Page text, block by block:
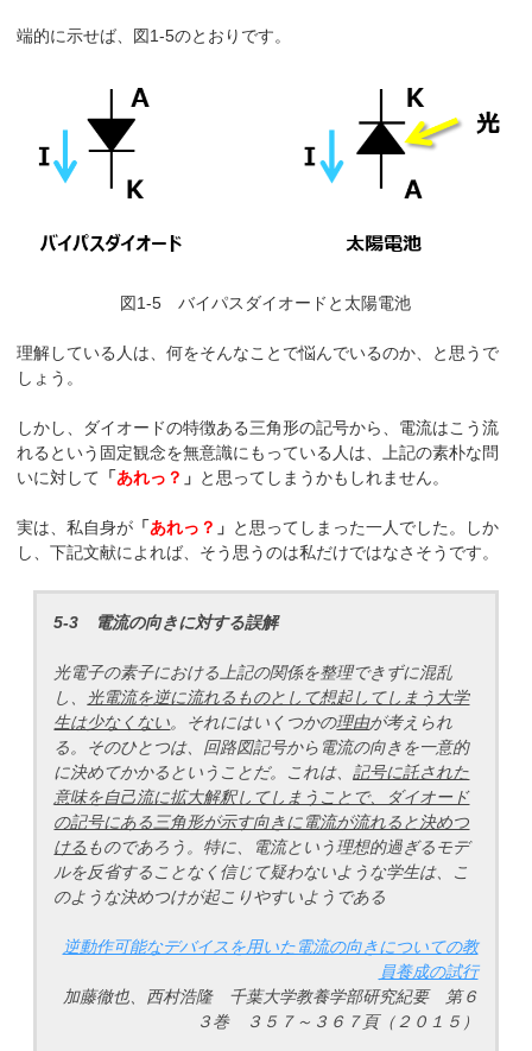
端的に示せば、図1-5のとおりです。
図1-5 バイパスダイオードと太陽電池
理解している人は、何をそんなことで悩んでいるのか、と思うで
しょう。
しかし、ダイオードの特徴ある三角形の記号から、電流はこう流
れるという固定観念を無意識にもっている人は、上記の素朴な問
いに対して 「あれっ？ 」 と思ってしまうかもしれません。
実は、私自身が 「あれっ？ 」 と思ってしまった一人でした。しか
し、下記文献によれば、そう思うのは私だけではなさそうです。
5-3 電流の向きに対する誤解
光電子の素子における上記の関係を整理できずに混乱
し、 光電流を逆に流れるものとして想起してしまう大学
生は少なくない。それにはいくつかの理由が考えられ
る。そのひとつは、回路図記号から電流の向きを一意的
に決めてかかるということだ。これは、記号に託された
意味を自己流に拡大解釈してしまうことで、ダイオード
の記号にある三角形が示す向きに電流が流れると決めつ
ける ものであろう。特に、電流という理想的過ぎるモデ
ルを反省することなく信じて疑わないような学生は、こ
のような決めつけが起こりやすいようである
逆動作可能なデバイスを用いた電流の向きについての教
員養成の試行
加藤徹也、西村浩隆 千葉大学教養学部研究紀要 第６
３巻 ３５７～３６７頁（２０１５）